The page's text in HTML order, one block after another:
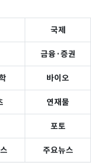
국제
금융·증권
바이오
연재물
포토
주요뉴스